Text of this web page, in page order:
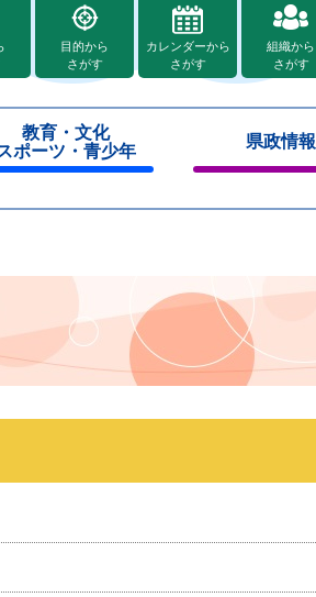
目的から
さがす
カレンダーから
さがす
組織から
さがす
教育・文化
ポーツ・青少年
県政情報
じ